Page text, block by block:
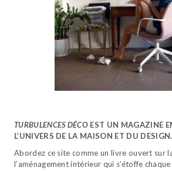
TURBULENCES DÉCO EST UN MAGAZINE
L’UNIVERS DE LA MAISON ET DU DESIGN.
Abordez ce site comme un livre ouvert sur
l’aménagement intérieur qui s’étoffe